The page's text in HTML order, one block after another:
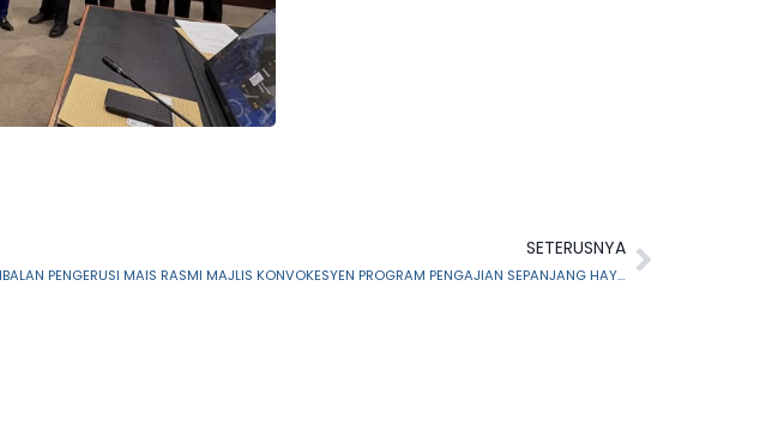
SETERUSNYA
TIMBALAN PENGERUSI MAIS RASMI MAJLIS KONVOKESYEN PROGRAM PENGAJIAN SEPANJANG HAYAT KALI KE-5 SESI 2024/2025